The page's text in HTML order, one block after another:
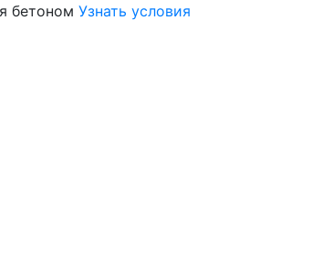
бетоном Узнать условия